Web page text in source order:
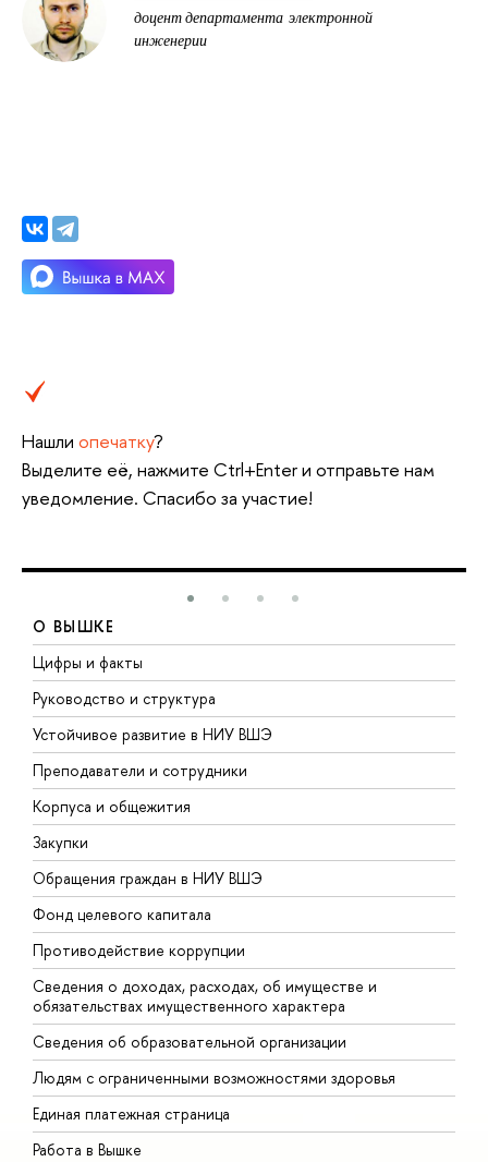
доцент департамента электронной
инженерии
Нашли опечатку?
Выделите её, нажмите Ctrl+Enter и отправьте нам
уведомление. Спасибо за участие!
О ВЫШКЕ
Цифры и факты
Руководство и структура
Устойчивое развитие в НИУ ВШЭ
Преподаватели и сотрудники
Корпуса и общежития
Закупки
Обращения граждан в НИУ ВШЭ
Фонд целевого капитала
Противодействие коррупции
Сведения о доходах, расходах, об имуществе и
обязательствах имущественного характера
Сведения об образовательной организации
Людям с ограниченными возможностями здоровья
Единая платежная страница
Работа в Вышке